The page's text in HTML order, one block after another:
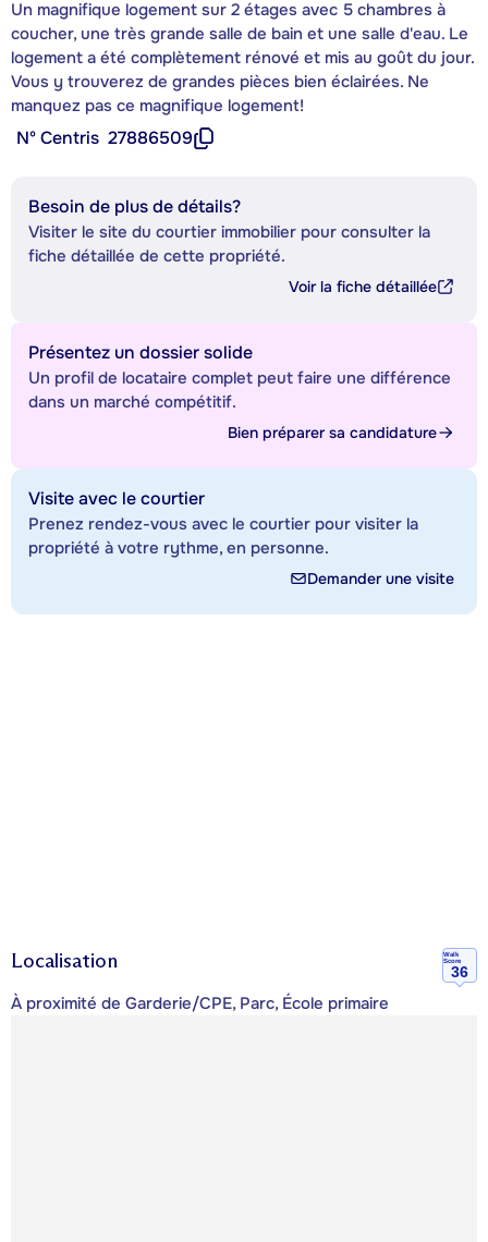
Un magnifique logement sur 2 étages avec 5 chambres à
coucher, une très grande salle de bain et une salle d'eau. Le
logement a été complètement rénové et mis au goût du jour.
Vous y trouverez de grandes pièces bien éclairées. Ne
manquez pas ce magnifique logement!
Nº Centris 27886509
Besoin de plus de détails?
Visiter le site du courtier immobilier pour consulter la
fiche détaillée de cette propriété.
Voir la fiche détaillée
Présentez un dossier solide
Un profil de locataire complet peut faire une différence
dans un marché compétitif.
Bien préparer sa candidature
Visite avec le courtier
Prenez rendez-vous avec le courtier pour visiter la
propriété à votre rythme, en personne.
Demander une visite
Localisation
Walk
Score
36
À proximité de Garderie/CPE, Parc, École primaire